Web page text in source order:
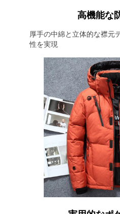
高機能な
厚手の中綿と立体的な襟元
性を実現